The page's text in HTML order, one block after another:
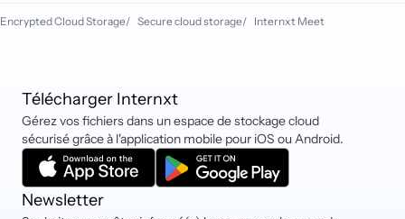
remboursement.
Encrypted Cloud Storage/ Secure cloud storage/ Internxt Meet
Télécharger Internxt
Gérez vos fichiers dans un espace de stockage cloud
sécurisé grâce à l'application mobile pour iOS ou Android.
Newsletter